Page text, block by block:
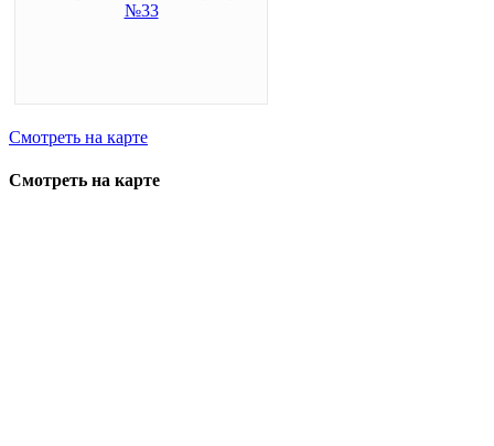
Смотреть на карте
Смотреть на карте